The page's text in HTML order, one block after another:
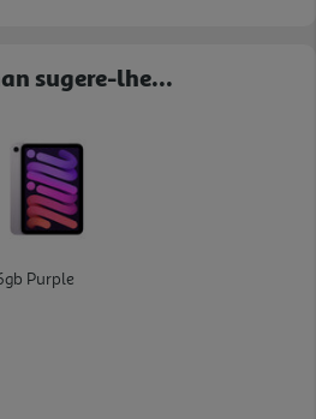
sugere-lhe...
Purple